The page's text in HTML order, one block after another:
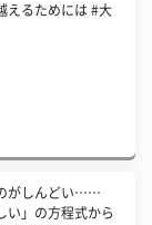
えるためには #大
がしんどい……
い」の方程式から